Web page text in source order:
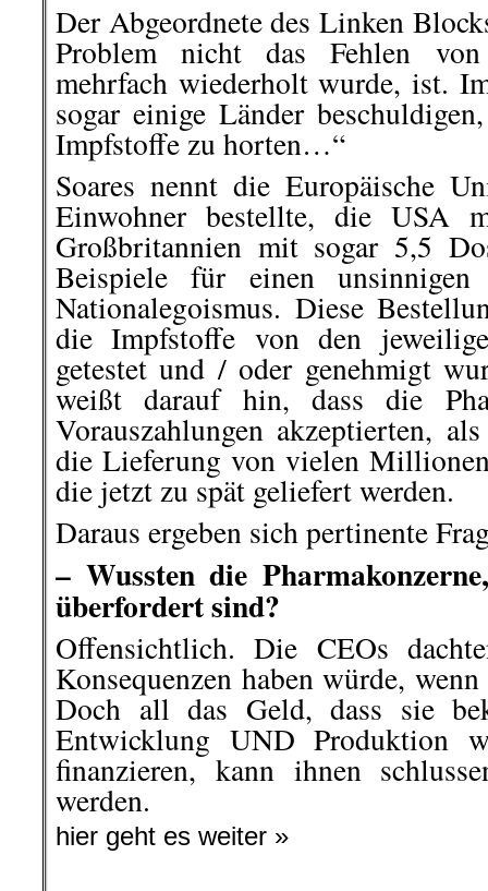
Der Abgeordnete des Linken
Problem nicht das Fehlen
mehrfach wiederholt wurde, ist.
sogar einige Länder
Impfstoffe zu horten…“
Soares nennt die Europäische
Einwohner bestellte, die USA
Großbritannien mit sogar 5,5
Beispiele für einen unsinnigen
Nationalegoismus. Diese
die Impfstoffe von den
getestet und / oder genehmigt
weißt darauf hin, dass die
Vorauszahlungen akzeptierten,
die Lieferung von vielen
die jetzt zu spät geliefert werden.
Daraus ergeben sich pertinente
– Wussten die
überfordert sind?
Offensichtlich. Die CEOs
Konsequenzen haben würde,
Doch all das Geld, dass sie
Entwicklung UND Produktion
finanzieren, kann ihnen
werden.
hier geht es weiter »